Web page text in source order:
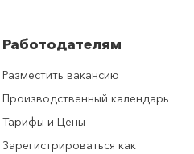
Работодателям
Разместить вакансию
Производственный календарь
Тарифы и Цены
Зарегистрироваться как